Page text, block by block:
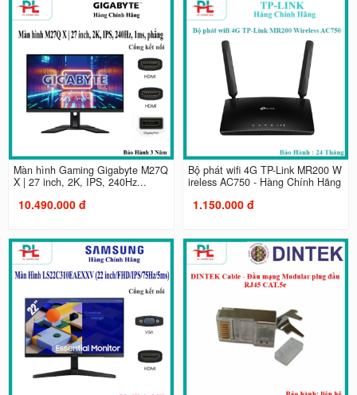
Màn hình Gaming Gigabyte M27Q
X | 27 inch, 2K, IPS, 240Hz...
10.490.000 đ
Bộ phát wifi 4G TP-Link MR200 W
ireless AC750 - Hàng Chính Hãng
1.150.000 đ